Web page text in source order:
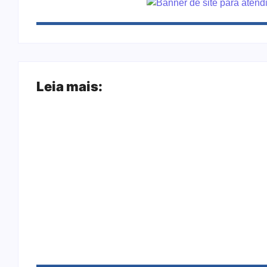
Leia mais: